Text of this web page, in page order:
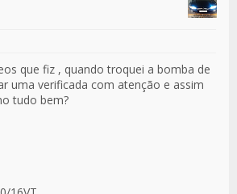
que fiz , quando troquei a bomba de
uma verificada com atenção e assim
tudo bem?